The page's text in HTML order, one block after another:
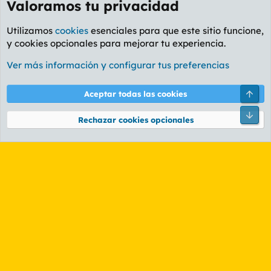
Foro General
Cookies
PL OLDSTYLE AMARILLO
Términos y reglas Política de privacidad Ayuda
Community platform by XenForo® © 2010-2026 XenForo Ltd.
Valoramos tu privacidad
Utilizamos cookies esenciales para que este sitio funcione,
y cookies opcionales para mejorar tu experiencia.
Ver más información y configurar tus preferencias
Aceptar todas las cookies
Rechazar cookies opcionales
Pie